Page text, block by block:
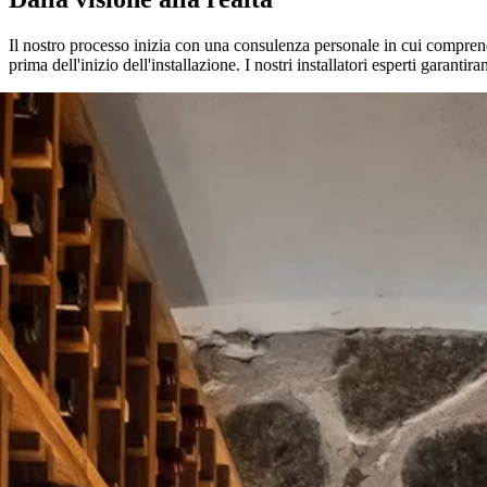
Il nostro processo inizia con una consulenza personale in cui
prima dell'inizio dell'installazione. I nostri installatori esperti